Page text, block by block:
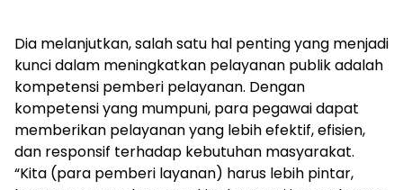
Dia melanjutkan, salah satu hal penting yang menjadi
kunci dalam meningkatkan pelayanan publik adalah
kompetensi pemberi pelayanan. Dengan
kompetensi yang mumpuni, para pegawai dapat
memberikan pelayanan yang lebih efektif, efisien,
dan responsif terhadap kebutuhan masyarakat.
“Kita (para pemberi layanan) harus lebih pintar,